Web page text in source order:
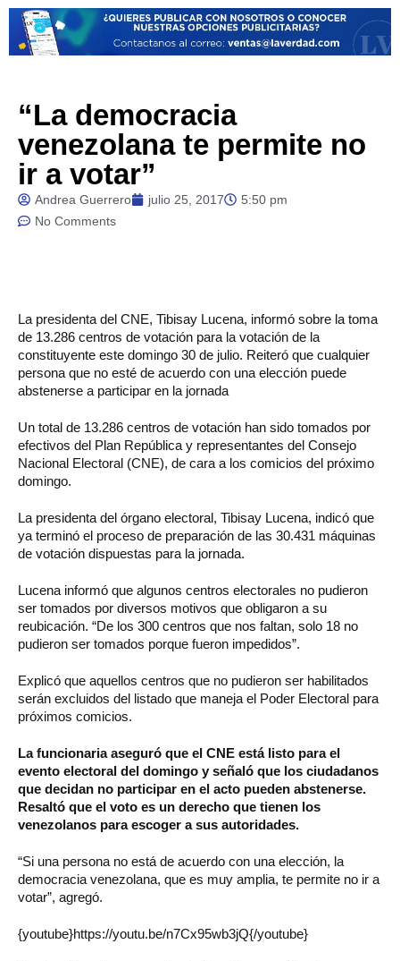
“La democracia
venezolana te permite no
ir a votar”
Andrea Guerrero julio 25, 2017
5:50 pm
No Comments
La presidenta del CNE, Tibisay Lucena, informó sobre la toma
de 13.286 centros de votación para la votación de la
constituyente este domingo 30 de julio. Reiteró que cualquier
persona que no esté de acuerdo con una elección puede
abstenerse a participar en la jornada
Un total de 13.286 centros de votación han sido tomados por
efectivos del Plan República y representantes del Consejo
Nacional Electoral (CNE), de cara a los comicios del próximo
domingo.
La presidenta del órgano electoral, Tibisay Lucena, indicó que
ya terminó el proceso de preparación de las 30.431 máquinas
de votación dispuestas para la jornada.
Lucena informó que algunos centros electorales no pudieron
ser tomados por diversos motivos que obligaron a su
reubicación. “De los 300 centros que nos faltan, solo 18 no
pudieron ser tomados porque fueron impedidos”.
Explicó que aquellos centros que no pudieron ser habilitados
serán excluidos del listado que maneja el Poder Electoral para
próximos comicios.
La funcionaria aseguró que el CNE está listo para el
evento electoral del domingo y señaló que los ciudadanos
que decidan no participar en el acto pueden abstenerse.
Resaltó que el voto es un derecho que tienen los
venezolanos para escoger a sus autoridades.
“Si una persona no está de acuerdo con una elección, la
democracia venezolana, que es muy amplia, te permite no ir a
votar”, agregó.
{youtube}https://youtu.be/n7Cx95wb3jQ{/youtube}